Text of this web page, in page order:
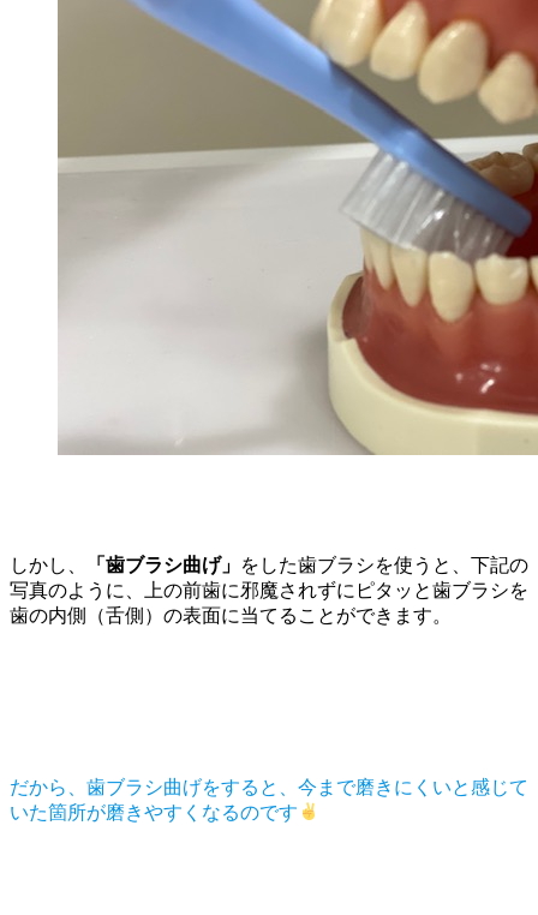
しかし、 「歯ブラシ曲げ」 をした歯ブラシを使うと、下記の
写真のように、上の前歯に邪魔されずにピタッと歯ブラシを
歯の内側（舌側）の表面に当てることができます。
だから、歯ブラシ曲げをすると、今まで磨きにくいと感じて
いた箇所が磨きやすくなるのです